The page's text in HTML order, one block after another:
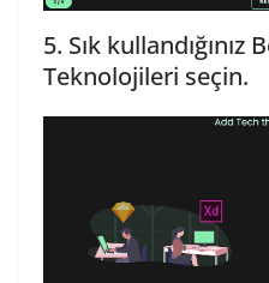
5. Sık kullandığınız
Teknolojileri seçin.